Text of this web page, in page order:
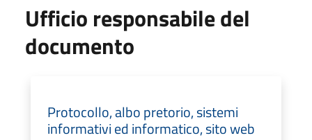
Ufficio responsabile del
documento
Protocollo, albo pretorio, sistemi
informativi ed informatico, sito web